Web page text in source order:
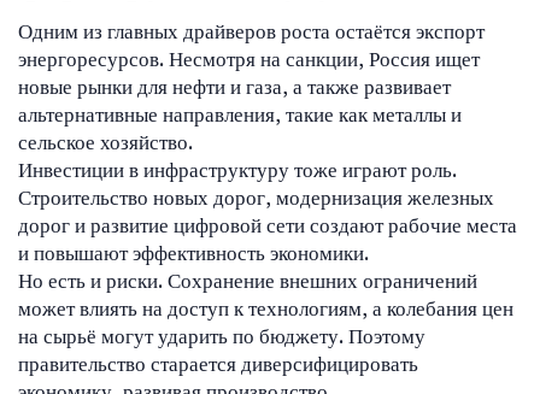
Одним из главных драйверов роста остаётся экспорт
энергоресурсов. Несмотря на санкции, Россия ищет
новые рынки для нефти и газа, а также развивает
альтернативные направления, такие как металлы и
сельское хозяйство.
Инвестиции в инфраструктуру тоже играют роль.
Строительство новых дорог, модернизация железных
дорог и развитие цифровой сети создают рабочие места
и повышают эффективность экономики.
Но есть и риски. Сохранение внешних ограничений
может влиять на доступ к технологиям, а колебания цен
на сырьё могут ударить по бюджету. Поэтому
правительство старается диверсифицировать